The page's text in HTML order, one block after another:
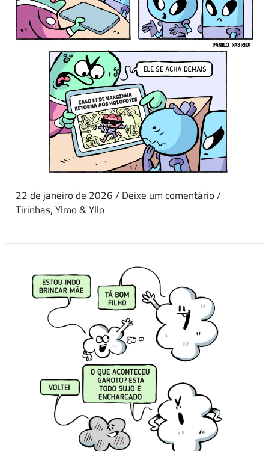
22 de janeiro de 2026/Deixe um comentário/
Tirinhas,Ylmo & Yllo